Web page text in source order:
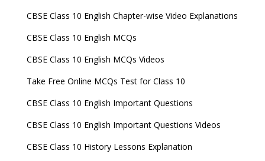
CBSE Class 10 English Chapter-wise Video Explanations
CBSE Class 10 English MCQs
CBSE Class 10 English MCQs Videos
Take Free Online MCQs Test for Class 10
CBSE Class 10 English Important Questions
CBSE Class 10 English Important Questions Videos
CBSE Class 10 History Lessons Explanation